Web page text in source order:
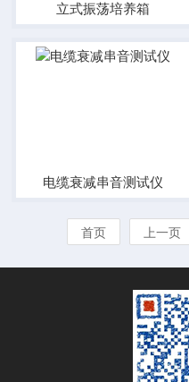
立式振荡培养箱
电缆衰减串音测试仪
首页 上一页